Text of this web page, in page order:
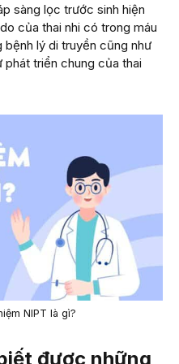
sàng lọc trước sinh hiện
của thai nhi có trong máu
bệnh lý di truyền cũng như
triển chung của thai
NIPT là gì?
được những